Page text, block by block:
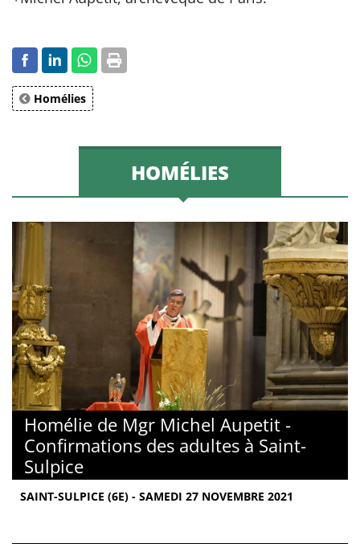
Homélies
HOMÉLIES
Homélie de Mgr Michel Aupetit -
Confirmations des adultes à Saint-
Sulpice
SAINT-SULPICE (6E) - SAMEDI 27 NOVEMBRE 2021